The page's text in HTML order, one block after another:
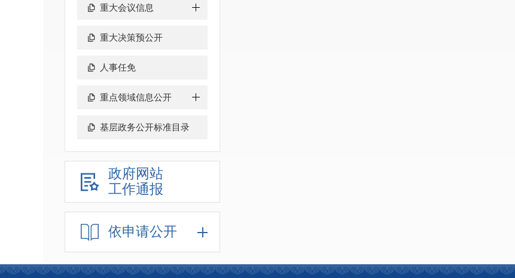
重大会议信息
重大决策预公开
人事任免
重点领域信息公开
基层政务公开标准目录
政府网站
工作通报
依申请公开